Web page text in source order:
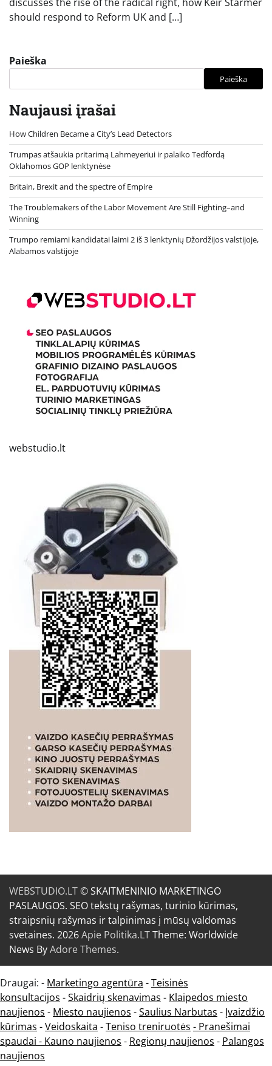
should respond to Reform UK and […]
Paieška
Paieška
Naujausi įrašai
How Children Became a City’s Lead Detectors
Trumpas atšaukia pritarimą Lahmeyeriui ir palaiko Tedfordą
Oklahomos GOP lenktynėse
Britain, Brexit and the spectre of Empire
The Troublemakers of the Labor Movement Are Still Fighting–and
Winning
Trumpo remiami kandidatai laimi 2 iš 3 lenktynių Džordžijos valstijoje,
Alabamos valstijoje
webstudio.lt
WEBSTUDIO.LT© SKAITMENINIO MARKETINGO
PASLAUGOS. SEO tekstų rašymas, turinio kūrimas,
straipsnių rašymas ir talpinimas į mūsų valdomas
svetaines. 2026Apie Politika.LTTheme: Worldwide
News ByAdore Themes.
Draugai: - Marketingo agentūra -Teisinės
konsultacijos -Skaidrių skenavimas - Klaipedos miesto
naujienos - Miesto naujienos -Saulius Narbutas - Įvaizdžio
kūrimas -Veidoskaita -Teniso treniruotės - Pranešimai
spaudai - Kauno naujienos - Regionų naujienos - Palangos
naujienos